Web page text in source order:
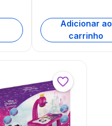
Adicionar ao
carrinho